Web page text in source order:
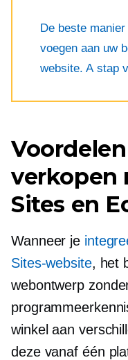
De beste
voegen aan uw
website. A stap
verkopen
Sites en
Wanneer je
Sites-website, het
webontwerp
winkel aan
deze vanaf één